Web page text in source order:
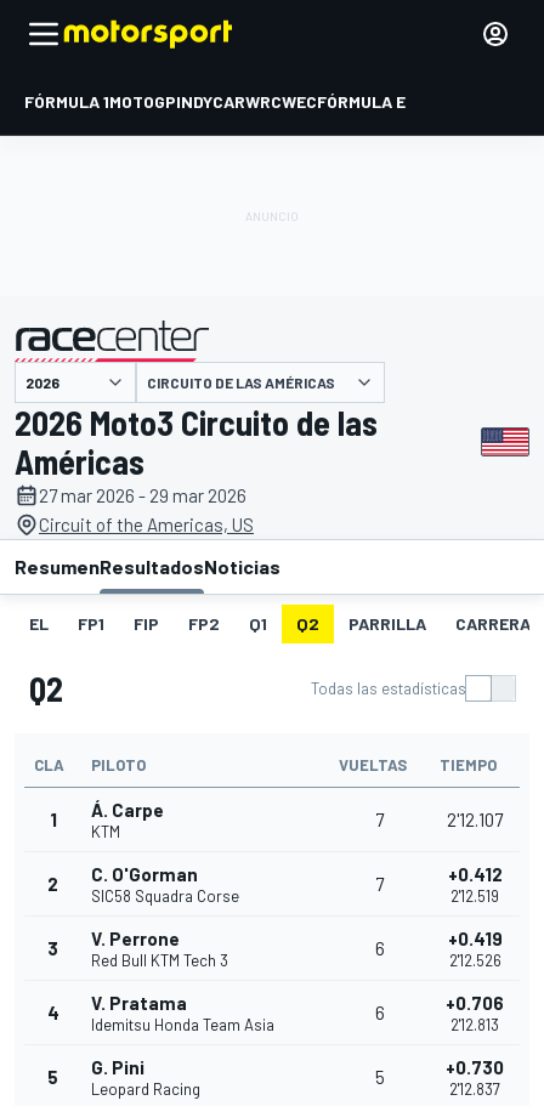
FÓRMULA 1MOTOGPINDYCARWRCWECFÓRMULA E
presentado por CIRCUITO DE LAS AMÉRICAS
2026 Moto3 Circuito de las
Américas
27 mar 2026 - 29 mar 2026
Circuit of the Americas, US
ResumenResultadosNoticias
EL FP1 FIP FP2 Q1 Q2 PARRILLA CARRERA
Q2 Todas las estadísticas
CLA PILOTO VUELTAS TIEMPO
1 Á. Carpe
KTM
7 2'12.107
2 C. O'Gorman
SIC58 Squadra Corse
7 +0.412
2'12.519
3 V. Perrone
Red Bull KTM Tech 3
6 +0.419
2'12.526
4 V. Pratama
Idemitsu Honda Team Asia
6 +0.706
2'12.813
5 G. Pini
Leopard Racing
5 +0.730
2'12.837